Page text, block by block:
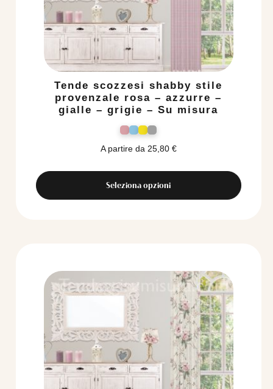
Tende scozzesi shabby stile
provenzale rosa – azzurre –
gialle – grigie – Su misura
A partire da 25,80 €
Seleziona opzioni